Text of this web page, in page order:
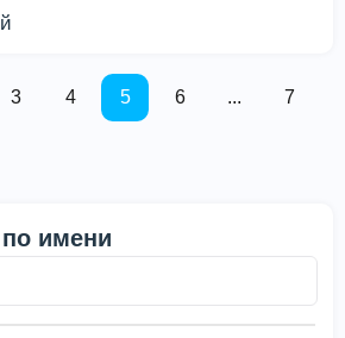
3 4 5 6 ... 7
имени